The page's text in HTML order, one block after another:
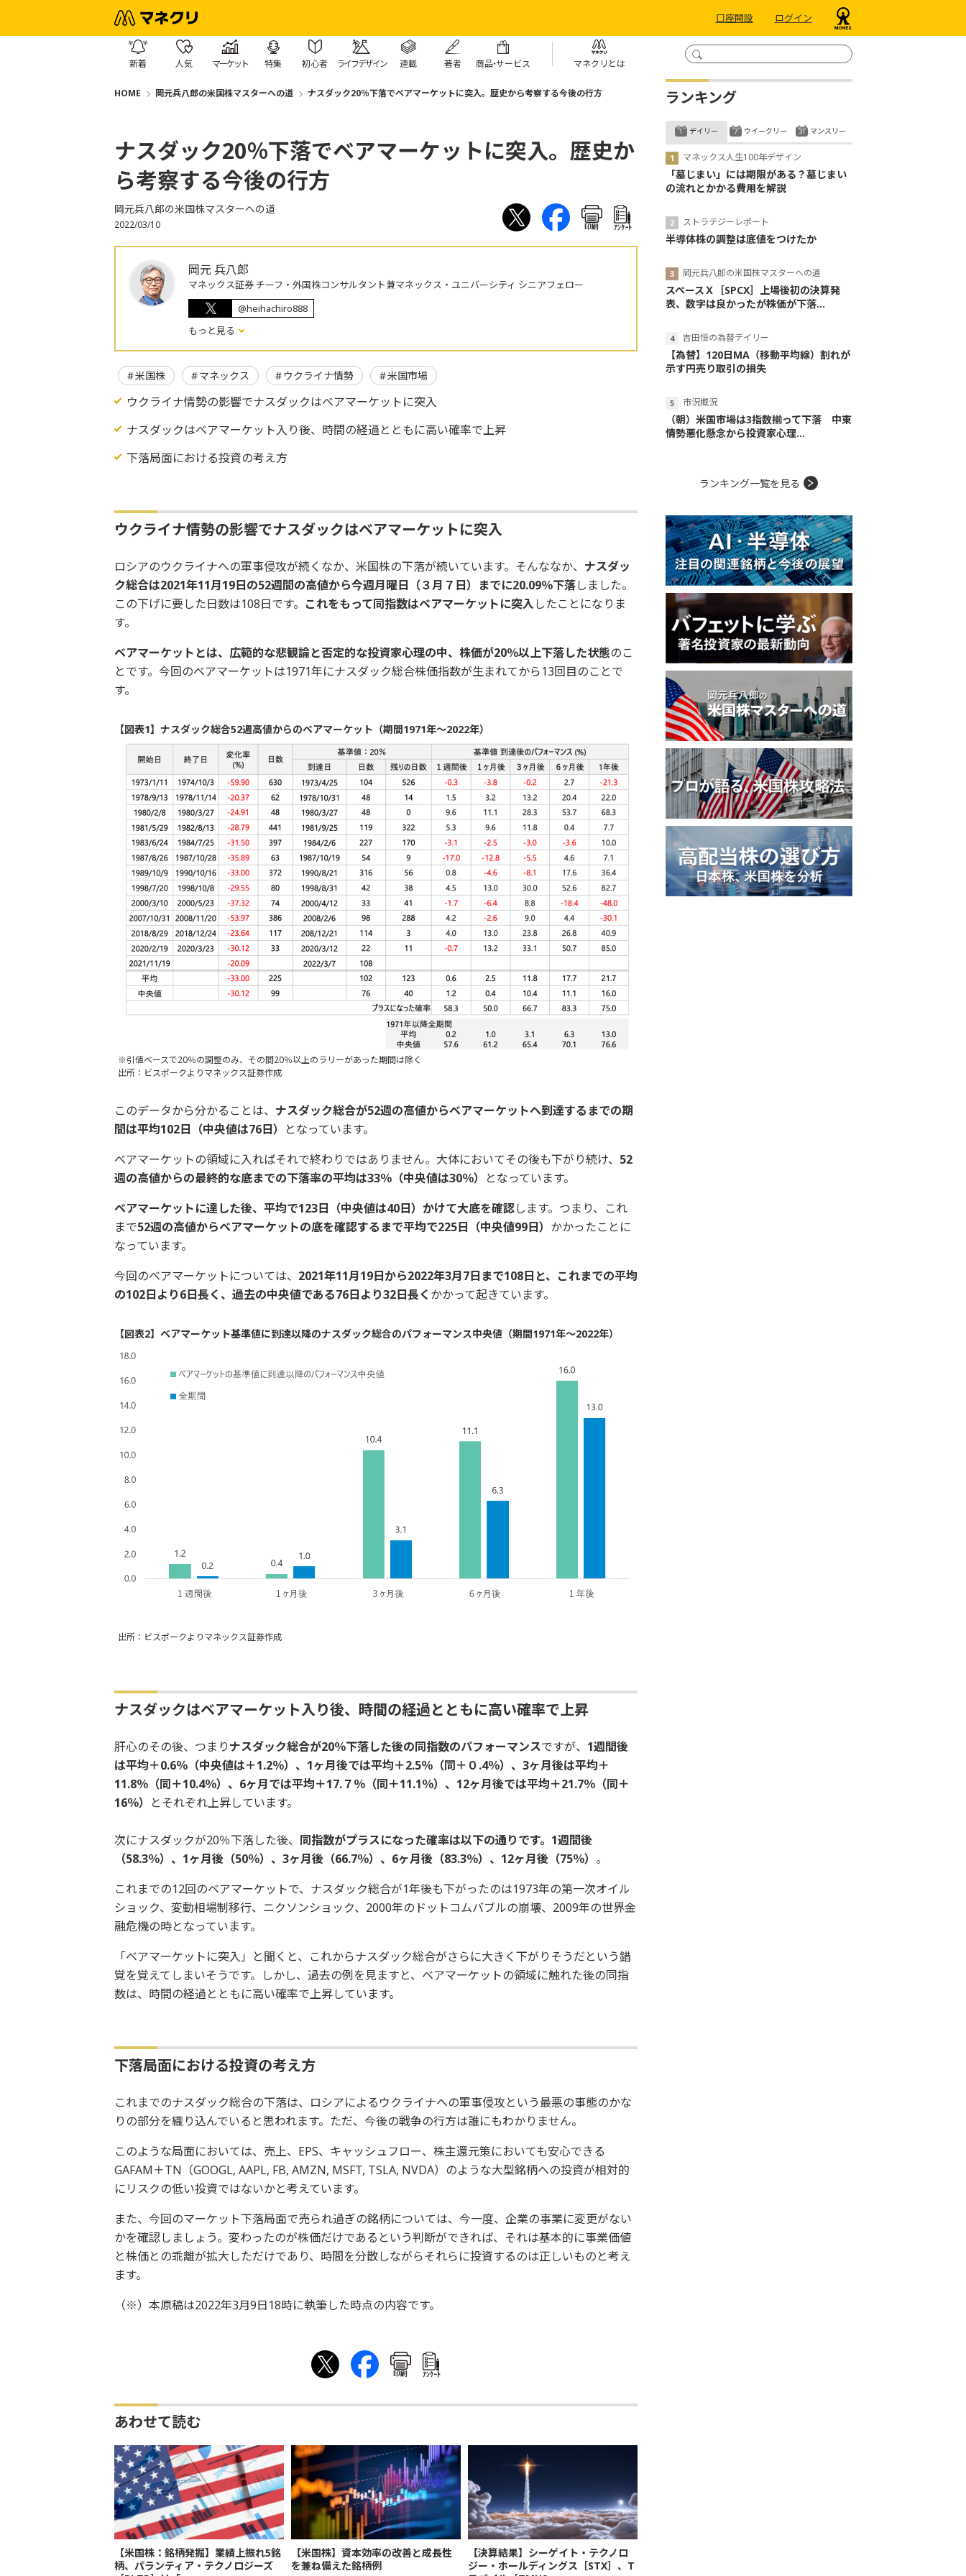
口座開設 ログイン
新着 人気 マーケット 特集 初心者 ライフデザイン 連載 著者 商品・サービス マネクリとは
HOME 岡元兵八郎の米国株マスターへの道 ナスダック20％下落でベアマーケットに突入。歴史から考察する今後の行方
ナスダック20％下落でベアマーケットに突入。歴史か
ら考察する今後の行方
岡元兵八郎の米国株マスターへの道
2022/03/10 印刷 ｱﾝｹｰﾄ
岡元 兵八郎
マネックス証券 チーフ・外国株コンサルタント兼マネックス・ユニバーシティ シニアフェロー
@heihachiro888
もっと見る
米国株 マネックス ウクライナ情勢 米国市場
ウクライナ情勢の影響でナスダックはベアマーケットに突入
ナスダックはベアマーケット入り後、時間の経過とともに高い確率で上昇
下落局面における投資の考え方
ウクライナ情勢の影響でナスダックはベアマーケットに突入
ロシアのウクライナへの軍事侵攻が続くなか、米国株の下落が続いています。そんななか、 ナスダッ
ク総合は2021年11月19日の52週間の高値から今週月曜日（３月７日）までに20.09％下落しました。
この下げに要した日数は108日です。 これをもって同指数はベアマーケットに突入したことになりま
す。
ベアマーケットとは、広範的な悲観論と否定的な投資家心理の中、株価が20％以上下落した状態のこ
とです。今回のベアマーケットは1971年にナスダック総合株価指数が生まれてから13回目のことで
す。
【図表1】ナスダック総合52週高値からのベアマーケット（期間1971年～2022年）
※引値ベースで20％の調整のみ、その間20％以上のラリーがあった期間は除く
出所：ビスポークよりマネックス証券作成
このデータから分かることは、 ナスダック総合が52週の高値からベアマーケットへ到達するまでの期
間は平均102日（中央値は76日）
となっています。
ベアマーケットの領域に入ればそれで終わりではありません。大体においてその後も下がり続け、 52
週の高値からの最終的な底までの下落率の平均は33％（中央値は30％）
となっています。
ベアマーケットに達した後、平均で123日（中央値は40日）かけて大底を確認します。つまり、これ
まで52週の高値からベアマーケットの底を確認するまで平均で225日（中央値99日） かかったことに
なっています。
今回のベアマーケットについては、 2021年11月19日から2022年3月7日まで108日と、これまでの平均
の102日より6日長く、過去の中央値である76日より32日長く かかって起きています。
【図表2】ベアマーケット基準値に到達以降のナスダック総合のパフォーマンス中央値（期間1971年～2022年）
出所：ビスポークよりマネックス証券作成
ナスダックはベアマーケット入り後、時間の経過とともに高い確率で上昇
肝心のその後、つまりナスダック総合が20％下落した後の同指数のパフォーマンスですが、 1週間後
は平均＋0.6％（中央値は＋1.2％）、1ヶ月後では平均＋2.5％（同＋０.4％）、3ヶ月後は平均＋
11.8％（同＋10.4％）、6ヶ月では平均＋17.７％（同＋11.1％）、12ヶ月後では平均＋21.7％（同＋
16％）
とそれぞれ上昇しています。
次にナスダックが20％下落した後、 同指数がプラスになった確率は以下の通りです。1週間後
（58.3％）、1ヶ月後（50％）、3ヶ月後（66.7％）、6ヶ月後（83.3％）、12ヶ月後（75％） 。
これまでの12回のベアマーケットで、ナスダック総合が1年後も下がったのは1973年の第一次オイル
ショック、変動相場制移行、ニクソンショック、2000年のドットコムバブルの崩壊、2009年の世界金
融危機の時となっています。
「ベアマーケットに突入」と聞くと、これからナスダック総合がさらに大きく下がりそうだという錯
覚を覚えてしまいそうです。しかし、過去の例を見ますと、ベアマーケットの領域に触れた後の同指
数は、時間の経過とともに高い確率で上昇しています。
下落局面における投資の考え方
これまでのナスダック総合の下落は、ロシアによるウクライナへの軍事侵攻という最悪の事態のかな
りの部分を織り込んでいると思われます。ただ、今後の戦争の行方は誰にもわかりません。
このような局面においては、売上、EPS、キャッシュフロー、株主還元策においても安心できる
GAFAM＋TN（GOOGL, AAPL, FB, AMZN, MSFT, TSLA, NVDA）のような大型銘柄への投資が相対的
にリスクの低い投資ではないかと考えています。
また、今回のマーケット下落局面で売られ過ぎの銘柄については、今一度、企業の事業に変更がない
かを確認しましょう。変わったのが株価だけであるという判断ができれば、それは基本的に事業価値
と株価との乖離が拡大しただけであり、時間を分散しながらそれらに投資するのは正しいものと考え
ます。
（※）本原稿は2022年3月9日18時に執筆した時点の内容です。
印刷 ｱﾝｹｰﾄ
あわせて読む
【米国株：銘柄発掘】業績上振れ5銘
柄、パランティア・テクノロジーズ
【米国株】資本効率の改善と成長性
を兼ね備えた銘柄例
【決算結果】シーゲイト・テクノロ
ジー・ホールディングス［STX］、T
ランキング
デイリー
マネックス人生100年デザイン
「墓じまい」には期限がある？墓じまい
の流れとかかる費用を解説
ストラテジーレポート
半導体株の調整は底値をつけたか
岡元兵八郎の米国株マスターへの道
スペースＸ［SPCX］上場後初の決算発
表、数字は良かったが株価が下落...
吉田恒の為替デイリー
【為替】120日MA（移動平均線）割れが
示す円売り取引の損失
市況概況
（朝）米国市場は3指数揃って下落 中東
情勢悪化懸念から投資家心理...
ウイークリー マンスリー
ランキング一覧を見る